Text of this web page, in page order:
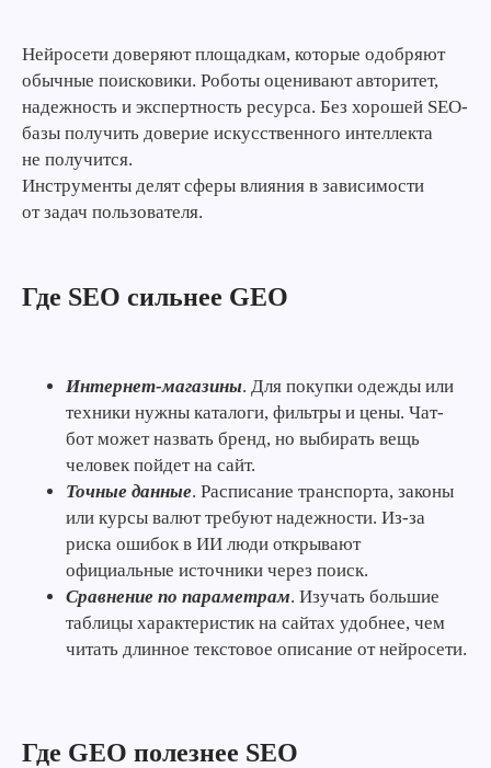
Нейросети доверяют площадкам, которые одобряют
обычные поисковики. Роботы оценивают авторитет,
надежность и экспертность ресурса. Без хорошей SEO-
базы получить доверие искусственного интеллекта
не получится.
Инструменты делят сферы влияния в зависимости
от задач пользователя.
Где SEO сильнее GEO
Интернет-магазины. Для покупки одежды или
техники нужны каталоги, фильтры и цены. Чат-
бот может назвать бренд, но выбирать вещь
человек пойдет на сайт.
Точные данные. Расписание транспорта, законы
или курсы валют требуют надежности. Из-за
риска ошибок в ИИ люди открывают
официальные источники через поиск.
Сравнение по параметрам. Изучать большие
таблицы характеристик на сайтах удобнее, чем
читать длинное текстовое описание от нейросети.
Где GEO полезнее SEO